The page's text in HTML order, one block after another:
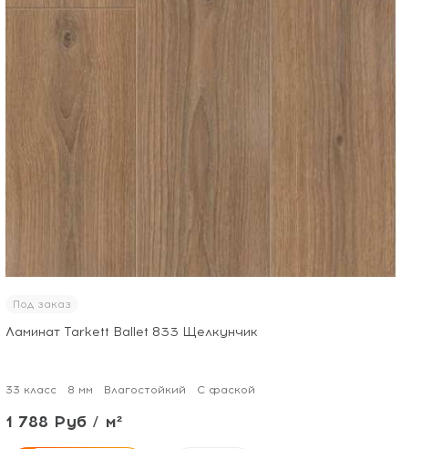
Под заказ
Ламинат Tarkett Ballet 833 Щелкунчик
33 класс 8 мм Влагостойкий С фаской
1 788 Руб / м²